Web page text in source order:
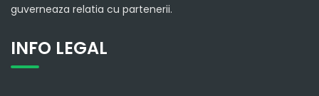
guverneaza relatia cu partenerii.
INFO LEGAL